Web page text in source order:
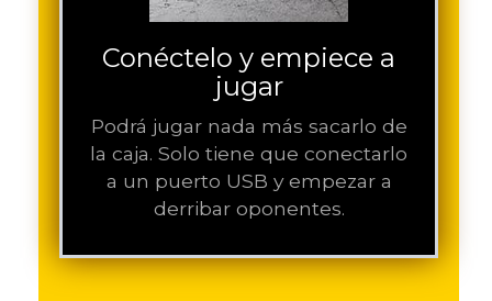
Conéctelo y empiece a
jugar
Podrá jugar nada más sacarlo de
la caja. Solo tiene que conectarlo
a un puerto USB y empezar a
derribar oponentes.